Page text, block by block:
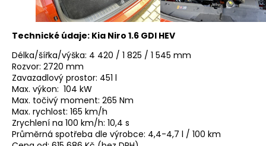
Technické údaje: Kia Niro 1.6 GDI HEV
Délka/šířka/výška: 4 420 / 1 825 / 1 545 mm
Rozvor: 2720 mm
Zavazadlový prostor: 451 l
Max. výkon: 104 kW
Max. točivý moment: 265 Nm
Max. rychlost: 165 km/h
Zrychlení na 100 km/h: 10,4 s
Průměrná spotřeba dle výrobce: 4,4-4,7 l / 100 km